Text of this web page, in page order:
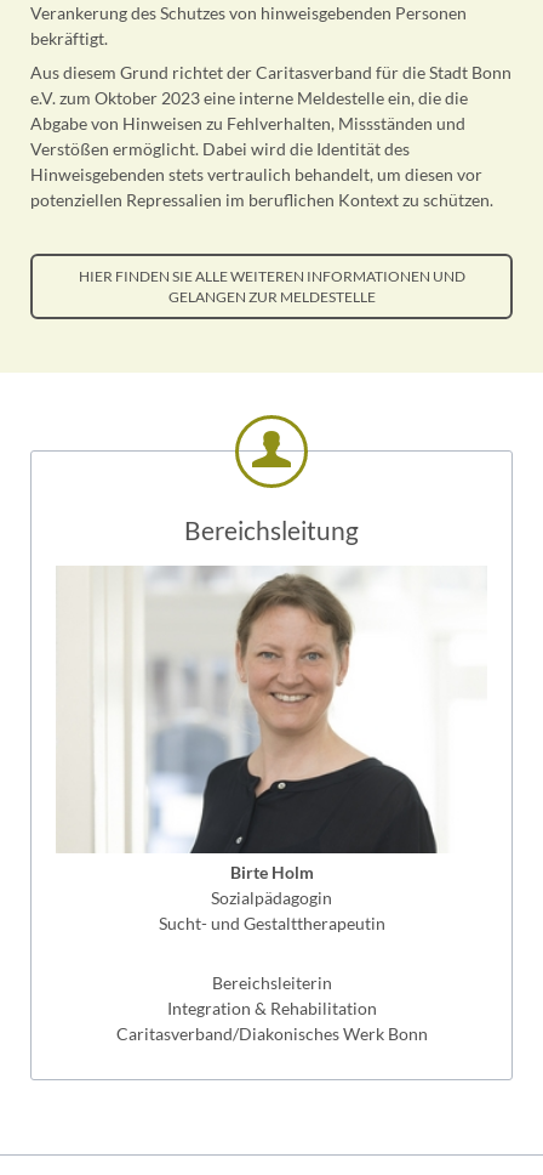
Verankerung des Schutzes von hinweisgebenden Personen
bekräftigt.
Aus diesem Grund richtet der Caritasverband für die Stadt Bonn
e.V. zum Oktober 2023 eine interne Meldestelle ein, die die
Abgabe von Hinweisen zu Fehlverhalten, Missständen und
Verstößen ermöglicht. Dabei wird die Identität des
Hinweisgebenden stets vertraulich behandelt, um diesen vor
potenziellen Repressalien im beruflichen Kontext zu schützen.
HIER FINDEN SIE ALLE WEITEREN INFORMATIONEN UND
GELANGEN ZUR MELDESTELLE
Bereichsleitung
Birte Holm
Sozialpädagogin
Sucht- und Gestalttherapeutin
Bereichsleiterin
Integration & Rehabilitation
Caritasverband/Diakonisches Werk Bonn